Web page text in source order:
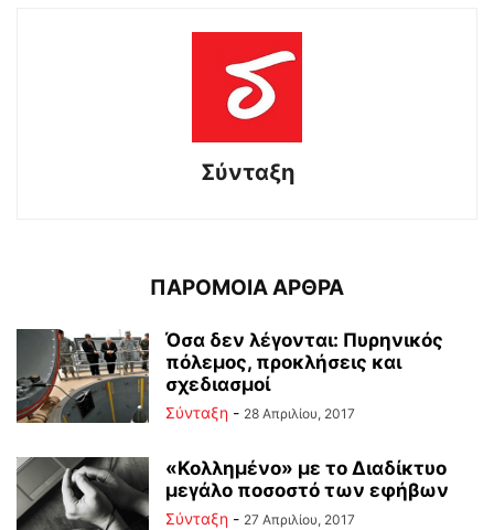
Σύνταξη
ΠΑΡΟΜΟΙΑ ΑΡΘΡΑ
Όσα δεν λέγονται: Πυρηνικός
πόλεμος, προκλήσεις και
σχεδιασμοί
Σύνταξη - 28 Απριλίου, 2017
«Κολλημένο» με το Διαδίκτυο
μεγάλο ποσοστό των εφήβων
Σύνταξη - 27 Απριλίου, 2017